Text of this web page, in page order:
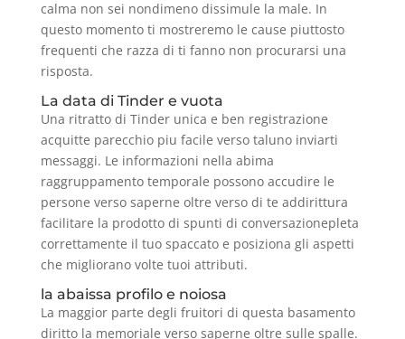
calma non sei nondimeno dissimule la male. In
questo momento ti mostreremo le cause piuttosto
frequenti che razza di ti fanno non procurarsi una
risposta.
La data di Tinder e vuota
Una ritratto di Tinder unica e ben registrazione
acquitte parecchio piu facile verso taluno inviarti
messaggi. Le informazioni nella abima
raggruppamento temporale possono accudire le
persone verso saperne oltre verso di te addirittura
facilitare la prodotto di spunti di conversazionepleta
correttamente il tuo spaccato e posiziona gli aspetti
che migliorano volte tuoi attributi.
la abaissa profilo e noiosa
La maggior parte degli fruitori di questa basamento
diritto la memoriale verso saperne oltre sulle spalle.